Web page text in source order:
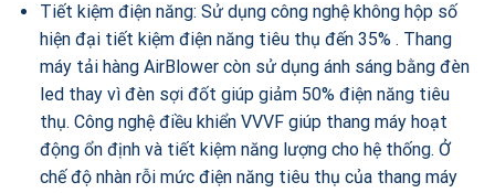
Tiết kiệm điện năng: Sử dụng công nghệ không hộp số
hiện đại tiết kiệm điện năng tiêu thụ đến 35% . Thang
máy tải hàng AirBlower còn sử dụng ánh sáng bằng đèn
led thay vì đèn sợi đốt giúp giảm 50% điện năng tiêu
thụ. Công nghệ điều khiển VVVF giúp thang máy hoạt
động ổn định và tiết kiệm năng lượng cho hệ thống. Ở
chế độ nhàn rỗi mức điện năng tiêu thụ của thang máy